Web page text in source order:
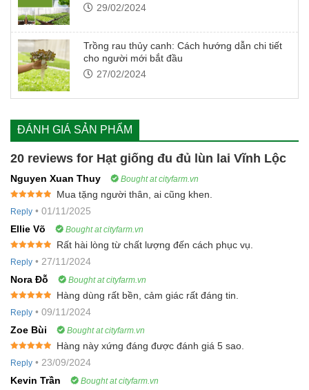
29/02/2024
Trồng rau thủy canh: Cách hướng dẫn chi tiết
cho người mới bắt đầu
27/02/2024
ĐÁNH GIÁ SẢN PHẨM
20 reviews for Hạt giống đu đủ lùn lai Vĩnh Lộc
Nguyen Xuan Thuy Bought at cityfarm.vn
of 5
Mua tặng người thân, ai cũng khen.
Reply • 01/11/2025
Ellie Võ
Bought at cityfarm.vn
of 5
Rất hài lòng từ chất lượng đến cách phục vụ.
Reply • 27/11/2024
Nora Đỗ
Bought at cityfarm.vn
of 5
Hàng dùng rất bền, cảm giác rất đáng tin.
Reply • 09/11/2024
Zoe Bùi
Bought at cityfarm.vn
of 5
Hàng này xứng đáng được đánh giá 5 sao.
Reply • 23/09/2024
Kevin Trần
Bought at cityfarm.vn